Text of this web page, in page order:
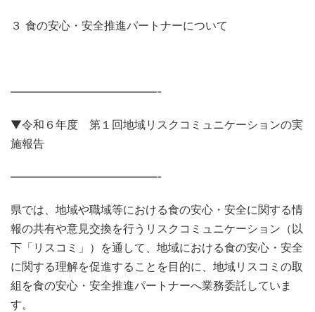
３ 食の安心・安全推進パートナーについて
—————————————-
▼令和６年度 第１回地域リスクコミュニケーションの実
施報告
—————————————-
県では、地域や職域等における食の安心・安全に関する情
報の共有や意見交換を行うリスクコミュニケーション（以
下「リスコミ」）を通して、地域における食の安心・安全
に関する理解を促進することを目的に、地域リスコミの取
組を食の安心・安全推進パートナーへ業務委託していま
す。